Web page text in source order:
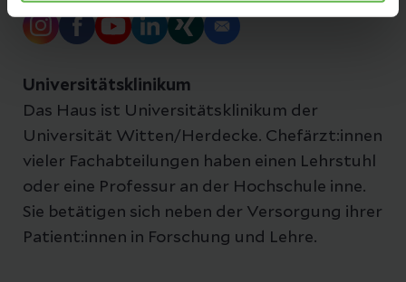
Universitätsklinikum
Das Haus ist Universitätsklinikum der
Universität Witten/Herdecke. Chefärzt:innen
vieler Fachabteilungen haben einen Lehrstuhl
oder eine Professur an der Hochschule inne.
Sie betätigen sich neben der Versorgung ihrer
Patient:innen in Forschung und Lehre.